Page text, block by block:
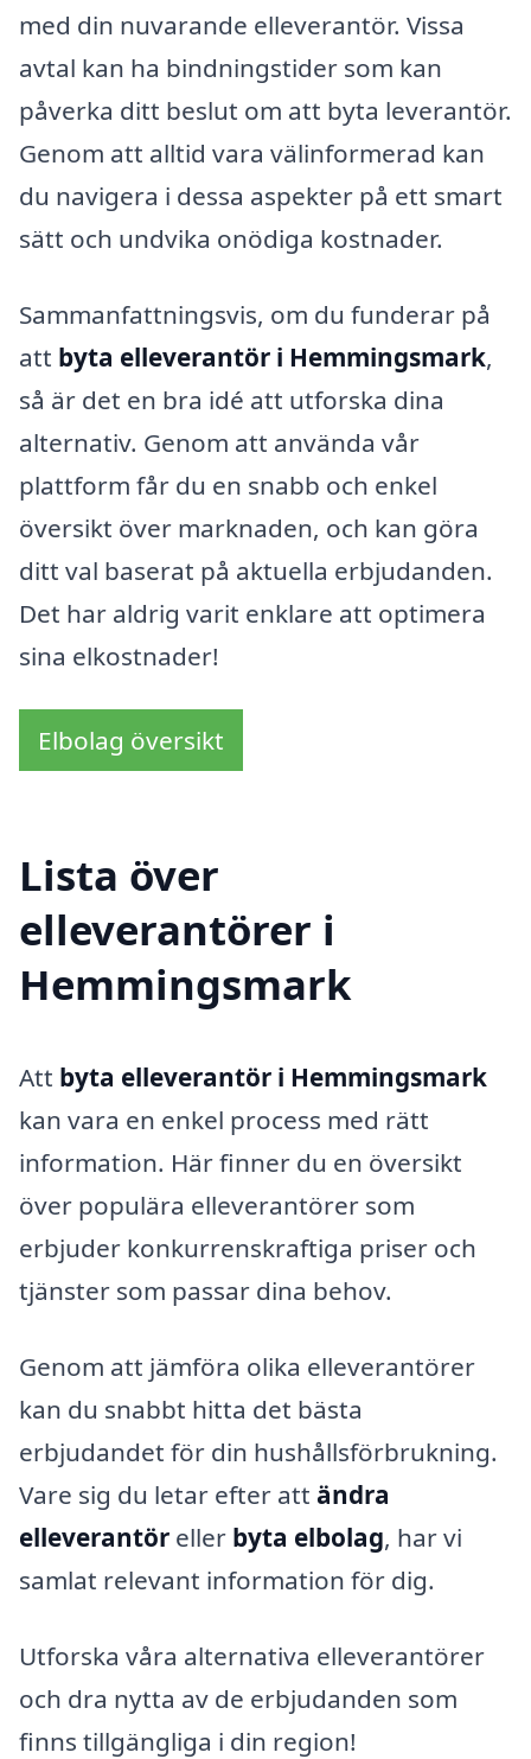
med din nuvarande elleverantör. Vissa
avtal kan ha bindningstider som kan
påverka ditt beslut om att byta leverantör.
Genom att alltid vara välinformerad kan
du navigera i dessa aspekter på ett smart
sätt och undvika onödiga kostnader.
Sammanfattningsvis, om du funderar på
att byta elleverantör i Hemmingsmark,
så är det en bra idé att utforska dina
alternativ. Genom att använda vår
plattform får du en snabb och enkel
översikt över marknaden, och kan göra
ditt val baserat på aktuella erbjudanden.
Det har aldrig varit enklare att optimera
sina elkostnader!
Elbolag översikt
Lista över
elleverantörer i
Hemmingsmark
Att byta elleverantör i Hemmingsmark
kan vara en enkel process med rätt
information. Här finner du en översikt
över populära elleverantörer som
erbjuder konkurrenskraftiga priser och
tjänster som passar dina behov.
Genom att jämföra olika elleverantörer
kan du snabbt hitta det bästa
erbjudandet för din hushållsförbrukning.
Vare sig du letar efter att ändra
elleverantör eller byta elbolag, har vi
samlat relevant information för dig.
Utforska våra alternativa elleverantörer
och dra nytta av de erbjudanden som
finns tillgängliga i din region!